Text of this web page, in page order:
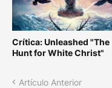
Crítica: Unleashed "The
Hunt for White Christ"
Artículo Anterior